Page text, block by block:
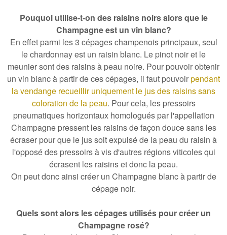
Pouquoi utilise-t-on des raisins noirs alors que le
Champagne est un vin blanc?
En effet parmi les 3 cépages champenois principaux, seul
le chardonnay est un raisin blanc. Le pinot noir et le
meunier sont des raisins à peau noire. Pour pouvoir obtenir
un vin blanc à partir de ces cépages, il faut pouvoirpendant
la vendange recueillir uniquement le jus des raisins sans
coloration de la peau. Pour cela, les pressoirs
pneumatiques horizontaux homologués par l'appellation
Champagne pressent les raisins de façon douce sans les
écraser pour que le jus soit expulsé de la peau du raisin à
l'opposé des pressoirs à vis d'autres régions viticoles qui
écrasent les raisins et donc la peau.
On peut donc ainsi créer un Champagne blanc à partir de
cépage noir.
Quels sont alors les cépages utilisés pour créer un
Champagne rosé?